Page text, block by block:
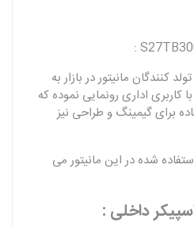
کنندگان مانیتور در بازار به
کاربری اداری رونمایی نموده که
برای گیمینگ و طراحی نیز
شده در این مانیتور می
داخلی :